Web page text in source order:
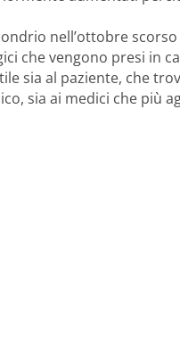
nell’ottobre
che vengono presi in
sia al paziente, che
sia ai medici che più